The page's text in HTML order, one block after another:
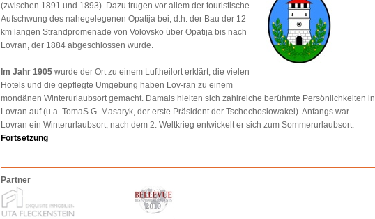
(zwischen 1891 und 1893). Dazu trugen vor allem der touristische
Aufschwung des nahegelegenen Opatija bei, d.h. der Bau der 12
km langen Strandpromenade von Volovsko über Opatija bis nach
Lovran, der 1884 abgeschlossen wurde.
Im Jahr 1905 wurde der Ort zu einem Luftheilort erklärt, die vielen
Hotels und die gepflegte Umgebung haben Lov-ran zu einem
mondänen Winterurlaubsort gemacht. Damals hielten sich zahlreiche berühmte Persönlichkeiten in
Lovran auf (u.a. TomaS G. Masaryk, der erste Präsident der Tschechoslowakei). Anfangs war
Lovran ein Winterurlaubsort, nach dem 2. Weltkrieg entwickelt er sich zum Sommerurlaubsort.
Fortsetzung
Partner